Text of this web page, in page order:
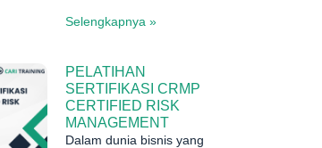
Selengkapnya »
PELATIHAN
SERTIFIKASI CRMP
CERTIFIED RISK
MANAGEMENT
Dalam dunia bisnis yang